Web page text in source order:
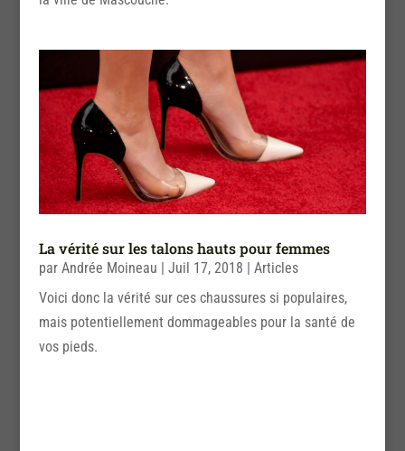
La vérité sur les talons hauts pour femmes
par Andrée Moineau | Juil 17, 2018 | Articles
Voici donc la vérité sur ces chaussures si populaires,
mais potentiellement dommageables pour la santé de
vos pieds.